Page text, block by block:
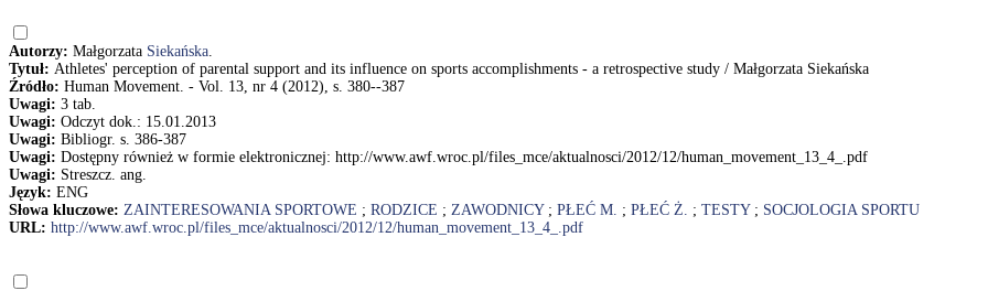
Autorzy: Małgorzata Siekańska.
Tytuł: Athletes' perception of parental support and its influence on sports accomplishments - a retrospective study / Małgorzata Siekańska
Źródło: Human Movement. - Vol. 13, nr 4 (2012), s. 380--387
Uwagi: 3 tab.
Uwagi: Odczyt dok.: 15.01.2013
Uwagi: Bibliogr. s. 386-387
Uwagi: Dostępny również w formie elektronicznej: http://www.awf.wroc.pl/files_mce/aktualnosci/2012/12/human_movement_13_4_.pdf
Uwagi: Streszcz. ang.
Język: ENG
Słowa kluczowe: ZAINTERESOWANIA SPORTOWE ; RODZICE ; ZAWODNICY; PŁEĆ M. ; PŁEĆ Ż. ; TESTY; SOCJOLOGIA SPORTU
URL: http://www.awf.wroc.pl/files_mce/aktualnosci/2012/12/human_movement_13_4_.pdf